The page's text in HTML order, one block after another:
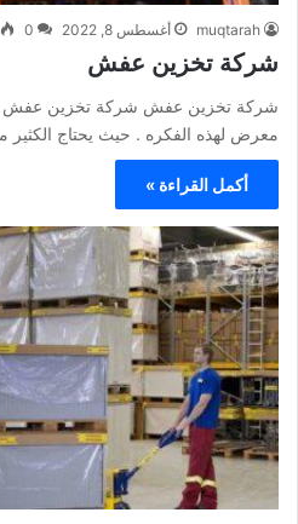
muqtarah أغسطس 8, 2022 0
شركة تخزين عفش
شركة تخزين عفش شركة تخزين عفش
معرض لهذه الفكره . حيث يحتاج
أكمل القراءة »